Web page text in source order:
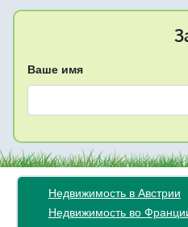
Ваше имя
Недвижимость в Австрии
Недвижимость во